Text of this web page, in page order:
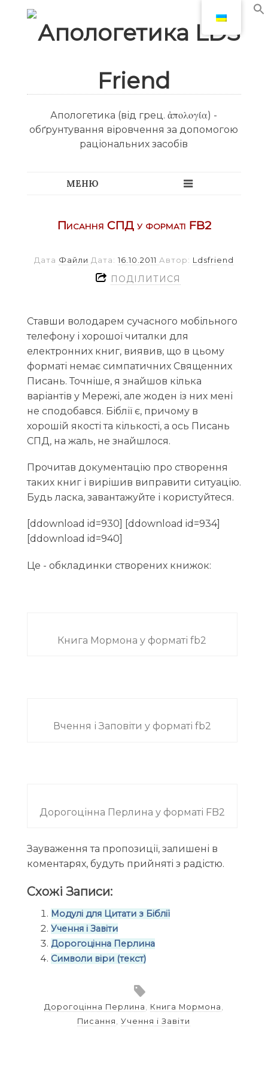
Апологетика (від грец. ἀπολογία) -
обґрунтування віровчення за допомогою
раціональних засобів
Писання СПД у форматі FB2
Дата Файли Дата: 16.10.2011 Автор: Ldsfriend
ПОДІЛИТИСЯ
Ставши володарем сучасного мобільного
телефону і хорошої читалки для
електронних книг, виявив, що в цьому
форматі немає симпатичних Священних
Писань. Точніше, я знайшов кілька
варіантів у Мережі, але жоден із них мені
не сподобався. Біблії є, причому в
хорошій якості та кількості, а ось Писань
СПД, на жаль, не знайшлося.
Прочитав документацію про створення
таких книг і вирішив виправити ситуацію.
Будь ласка, завантажуйте і користуйтеся.
[ddownload id=930] [ddownload id=934]
[ddownload id=940]
Це - обкладинки створених книжок:
Книга Мормона у форматі fb2
Вчення і Заповіти у форматі fb2
Дорогоцінна Перлина у форматі FB2
Зауваження та пропозиції, залишені в
коментарях, будуть прийняті з радістю.
Схожі Записи:
Модулі для Цитати з Біблії
Учення і Завіти
Дорогоцінна Перлина
Символи віри (текст)
Дорогоцінна Перлина Книга Мормона
Писання
,Учення і Завіти